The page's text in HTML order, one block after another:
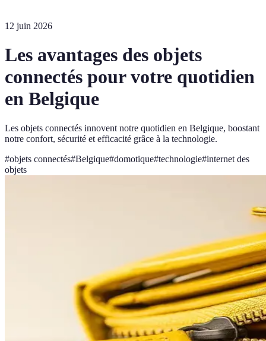
12 juin 2026
Les avantages des objets
connectés pour votre quotidien
en Belgique
Les objets connectés innovent notre quotidien en Belgique, boostant
notre confort, sécurité et efficacité grâce à la technologie.
#objets connectés#Belgique#domotique#technologie#internet des
objets